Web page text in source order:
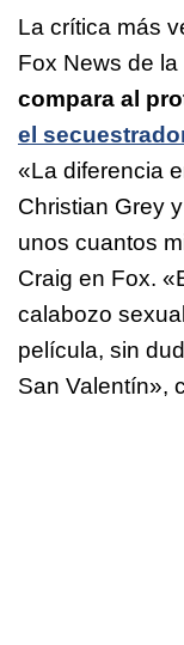
La crítica más
Fox News de
compara al
el
«La diferencia
Christian Grey
unos cuantos
Craig en Fox. «
calabozo
película, sin
San Valentín»,